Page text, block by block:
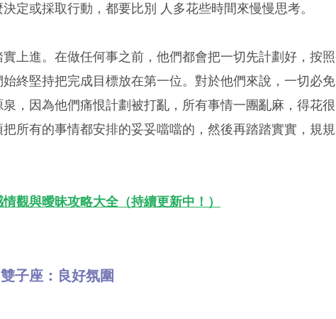
定或採取行動，都要比別 人多花些時間來慢慢思考。
上進。在做任何事之前，他們都會把一切先計劃好，按照
終堅持把完成目標放在第一位。對於他們來說，一切必免
，因為他們痛恨計劃被打亂，所有事情一團亂麻，得花很
所有的事情都安排的妥妥噹噹的，然後再踏踏實實，規規
觀與曖昧攻略大全（持續更新中！）
雙子座：良好氛圍